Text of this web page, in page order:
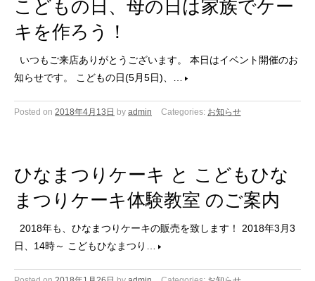
こどもの日、母の日は家族でケー
キを作ろう！
いつもご来店ありがとうございます。 本日はイベント開催のお
知らせです。 こどもの日(5月5日)、…
Posted on 2018年4月13日 by admin Categories: お知らせ
ひなまつりケーキ と こどもひな
まつりケーキ体験教室 のご案内
2018年も、ひなまつりケーキの販売を致します！ 2018年3月3
日、14時～ こどもひなまつり…